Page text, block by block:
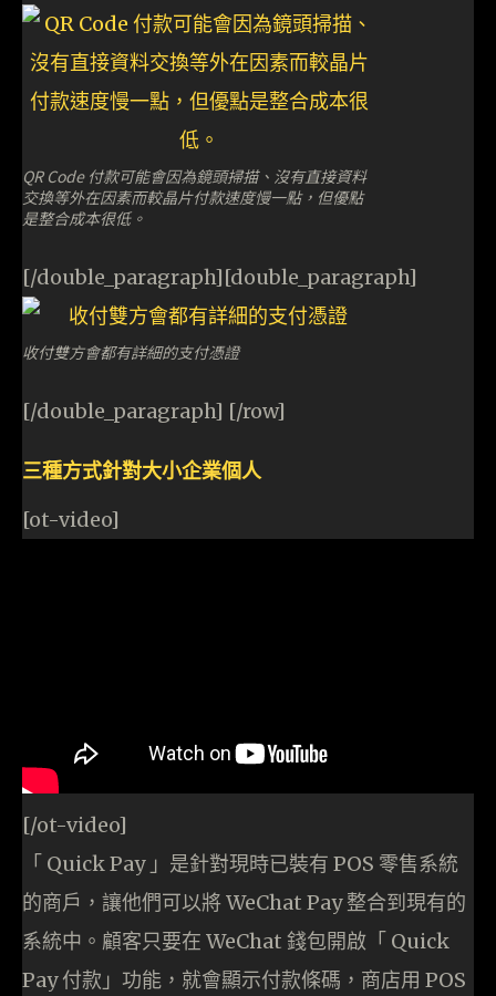
QR Code 付款可能會因為鏡頭掃描、沒有直接資料
交換等外在因素而較晶片付款速度慢一點，但優點
是整合成本很低。
[/double_paragraph][double_paragraph]
收付雙方會都有詳細的支付憑證
[/double_paragraph] [/row]
三種方式針對大小企業個人
[ot-video]
[/ot-video]
「 Quick Pay 」是針對現時已裝有 POS 零售系統
的商戶，讓他們可以將 WeChat Pay 整合到現有的
系統中。顧客只要在 WeChat 錢包開啟「 Quick
Pay 付款」功能，就會顯示付款條碼，商店用 POS